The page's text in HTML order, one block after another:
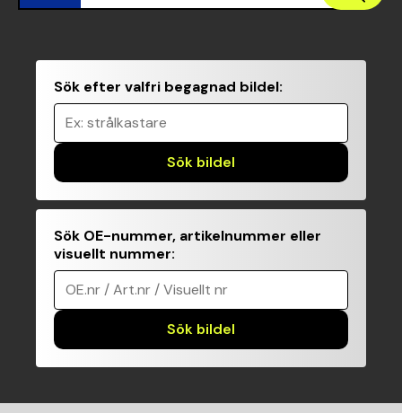
Sök efter valfri begagnad bildel:
Ex: strålkastare
Sök bildel
Sök OE-nummer, artikelnummer eller
visuellt nummer:
OE.nr / Art.nr / Visuellt nr
Sök bildel